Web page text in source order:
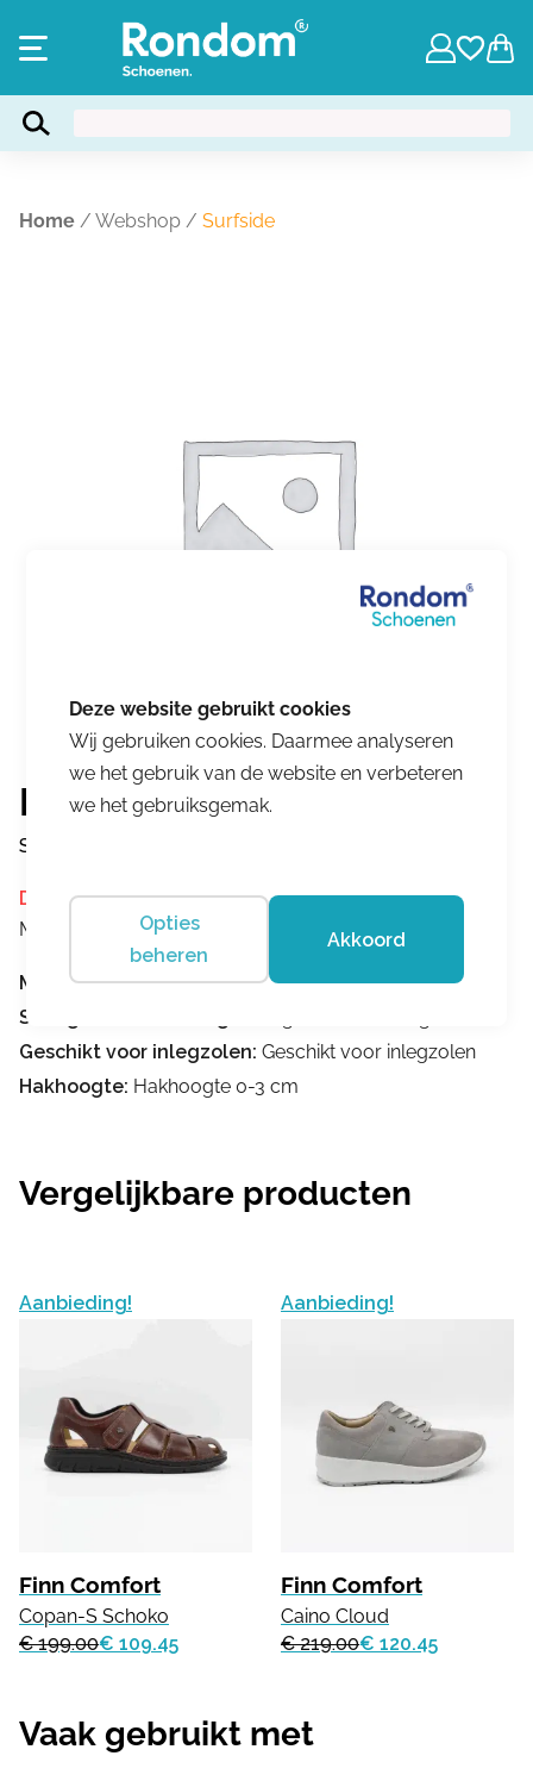
Home / Webshop / Surfside
Finn Comfort
Surfside
Dit product is momenteel niet op voorraad.
Merk:
Finn Comfort
Merk: Finn Comfort
Stevige hielomsluiting:
Geschikt voor inlegzolen: Geschikt voor inlegzolen
Hakhoogte: Hakhoogte 0-3 cm
Vergelijkbare producten
Aanbieding!
Finn Comfort
Copan-S Schoko
€ 199.00€ 109.45
Aanbieding!
Finn Comfort
Caino Cloud
€ 219.00€ 120.45
Vaak gebruikt met
Wij gebruiken cookies. Daarmee analyseren
we het gebruik van de website en verbeteren
we het gebruiksgemak.
Opties
beheren
Akkoord